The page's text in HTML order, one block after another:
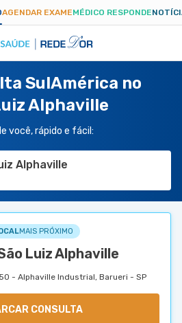
AGENDAR EXAMEMÉDICO RESPONDE
SulAmérica no
Alphaville
você, rápido e fácil:
Alphaville
MAIS PRÓXIMO
Luiz Alphaville
- Alphaville Industrial, Barueri - SP
CONSULTA